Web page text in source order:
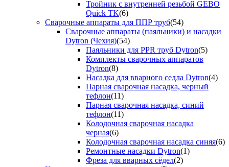
Тройник с внутренней резьбой GEBO
Quick TK(6)
Сварочные аппараты для ППР труб(54)
Сварочные аппараты (паяльники) и насадки
Dytron (Чехия)(54)
Паяльники для PPR труб Dytron(5)
Комплекты сварочных аппаратов
Dytron(8)
Насадка для вварного седла Dytron(4)
Парная сварочная насадка, черный
тефлон(11)
Парная сварочная насадка, синий
тефлон(11)
Колодочная сварочная насадка
черная(6)
Колодочная сварочная насадка синяя(6)
Ремонтные насадки Dytron(1)
Фреза для вварных сёдел(2)